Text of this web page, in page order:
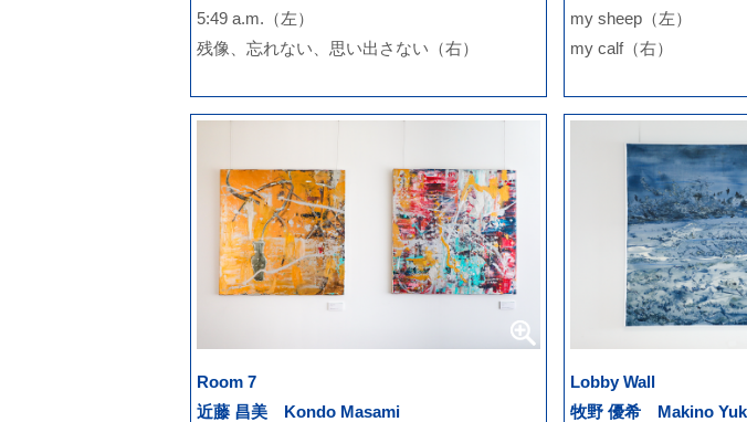
5:49 a.m.（左）
残像、忘れない、思い出さない（右）
my sheep（左）
my calf（右）
Room 7
近藤 昌美 Kondo Masami
Lobby Wall
牧野 優希 Makino